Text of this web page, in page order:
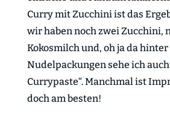
Curry mit Zucchini ist das
wir haben noch zwei Zucchini,
Kokosmilch und, oh ja da hinter
Nudelpackungen sehe ich
Currypaste“. Manchmal ist
doch am besten!